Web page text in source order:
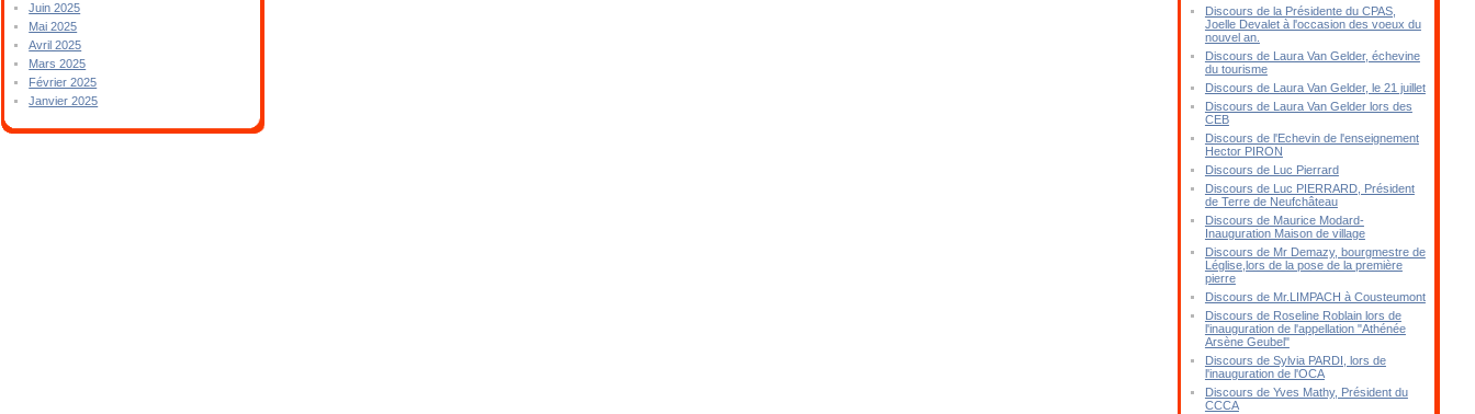
Juin 2025
Mai 2025
Avril 2025
Mars 2025
Février 2025
Janvier 2025
Discours de la Présidente du CPAS,
Joelle Devalet à l'occasion des voeux du
nouvel an.
Discours de Laura Van Gelder, échevine
du tourisme
Discours de Laura Van Gelder, le 21 juillet
Discours de Laura Van Gelder lors des
CEB
Discours de l'Echevin de l'enseignement
Hector PIRON
Discours de Luc Pierrard
Discours de Luc PIERRARD, Président
de Terre de Neufchâteau
Discours de Maurice Modard-
Inauguration Maison de village
Discours de Mr Demazy, bourgmestre de
Léglise,lors de la pose de la première
pierre
Discours de Mr.LIMPACH à Cousteumont
Discours de Roseline Roblain lors de
l'inauguration de l'appellation "Athénée
Arsène Geubel"
Discours de Sylvia PARDI, lors de
l'inauguration de l'OCA
Discours de Yves Mathy, Président du
CCCA